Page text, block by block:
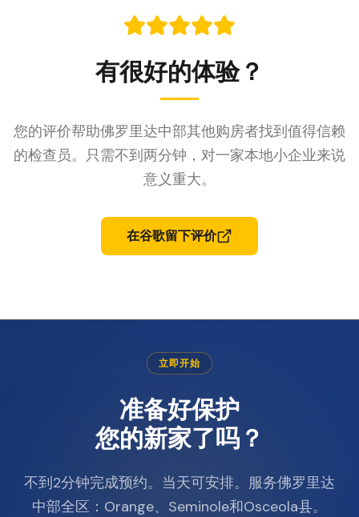
Português Español
407-205-7228有很好的体验？
您的评价帮助佛罗里达中部其他购房者找到值得信赖
的检查员。只需不到两分钟，对一家本地小企业来说
意义重大。
在谷歌留下评价
立即开始
准备好保护
您的新家了吗？
不到2分钟完成预约。当天可安排。服务佛罗里达
中部全区：Orange、Seminole和Osceola县。